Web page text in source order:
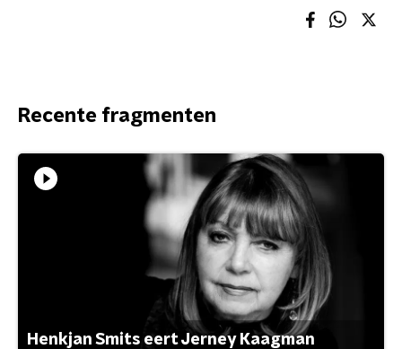
Recente fragmenten
Henkjan Smits eert Jerney Kaagman